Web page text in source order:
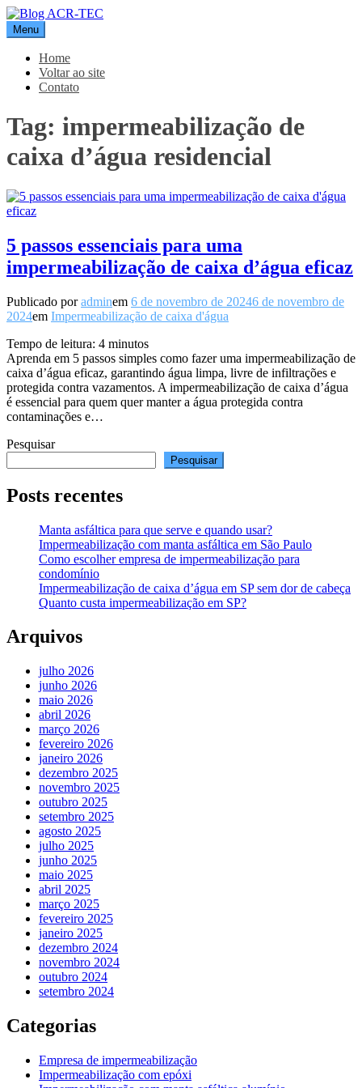
Pular
para
o
conteúdo
Blog ACR-TEC
Menu
Home
Voltar ao site
Contato
Tag: impermeabilização de
caixa d’água residencial
5 passos essenciais para uma
impermeabilização de caixa d’água eficaz
Publicado poradminem 6 de novembro de 20246 de novembro de
2024em Impermeabilização de caixa d'água
Tempo de leitura: 4 minutos
Aprenda em 5 passos simples como fazer uma impermeabilização de
caixa d’água eficaz, garantindo água limpa, livre de infiltrações e
protegida contra vazamentos. A impermeabilização de caixa d’água
é essencial para quem quer manter a água protegida contra
contaminações e…
Pesquisar
Pesquisar
Posts recentes
Manta asfáltica para que serve e quando usar?
Impermeabilização com manta asfáltica em São Paulo
Como escolher empresa de impermeabilização para
condomínio
Impermeabilização de caixa d’água em SP sem dor de cabeça
Quanto custa impermeabilização em SP?
Arquivos
julho 2026
junho 2026
maio 2026
abril 2026
março 2026
fevereiro 2026
janeiro 2026
dezembro 2025
novembro 2025
outubro 2025
setembro 2025
agosto 2025
julho 2025
junho 2025
maio 2025
abril 2025
março 2025
fevereiro 2025
janeiro 2025
dezembro 2024
novembro 2024
outubro 2024
setembro 2024
Categorias
Empresa de impermeabilização
Impermeabilização com epóxi